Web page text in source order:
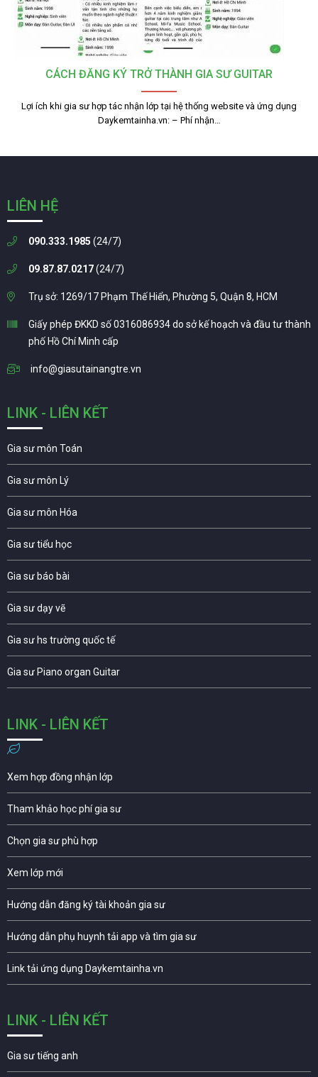
CÁCH ĐĂNG KÝ TRỞ THÀNH GIA SƯ GUITAR
Lợi ích khi gia sư hợp tác nhận lớp tại hệ thống website và ứng dụng
Daykemtainha.vn: – Phí nhận…
LIÊN HỆ
090.333.1985 (24/7)
09.87.87.0217(24/7)
Trụ sở: 1269/17 Phạm Thế Hiển, Phường 5, Quận 8, HCM
Giấy phép ĐKKD số 0316086934 do sở kế hoạch và đầu tư thành
phố Hồ Chí Minh cấp
info@giasutainangtre.vn
LINK - LIÊN KẾT
Gia sư môn Toán
Gia sư môn Lý
Gia sư môn Hóa
Gia sư tiểu học
Gia sư báo bài
Gia sư dạy vẽ
Gia sư hs trường quốc tế
Gia sư Piano organ Guitar
LINK - LIÊN KẾT
Xem hợp đồng nhận lớp
Tham khảo học phí gia sư
Chọn gia sư phù hợp
Xem lớp mới
Hướng dẫn đăng ký tài khoản gia sư
Hướng dẫn phụ huynh tải app và tìm gia sư
Link tải ứng dụng Daykemtainha.vn
LINK - LIÊN KẾT
Gia sư tiếng anh